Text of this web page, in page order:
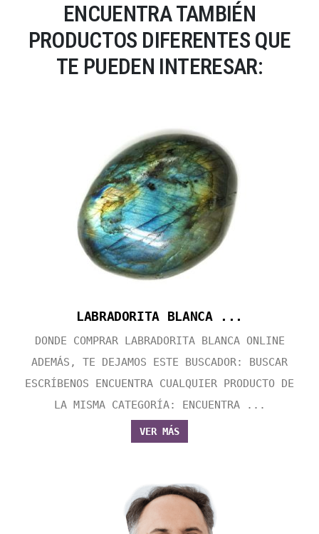
ENCUENTRA TAMBIÉN
PRODUCTOS DIFERENTES QUE
TE PUEDEN INTERESAR:
LABRADORITA BLANCA ...
DONDE COMPRAR LABRADORITA BLANCA ONLINE
ADEMÁS, TE DEJAMOS ESTE BUSCADOR: BUSCAR
ESCRÍBENOS ENCUENTRA CUALQUIER PRODUCTO DE
LA MISMA CATEGORÍA: ENCUENTRA ...
VER MÁS